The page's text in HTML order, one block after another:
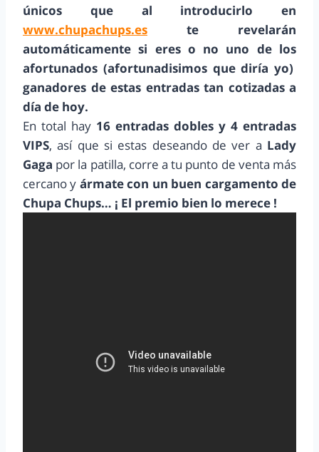
únicos que al introducirlo en
www.chupachups.es te revelarán
automáticamente si eres o no uno de los
afortunados (afortunadisimos que diría yo)
ganadores de estas entradas tan cotizadas a
día de hoy.
En total hay 16 entradas dobles y 4 entradas
VIPS, así que si estas deseando de ver a Lady
Gaga por la patilla, corre a tu punto de venta más
cercano y ármate con un buen cargamento de
Chupa Chups… ¡ El premio bien lo merece !